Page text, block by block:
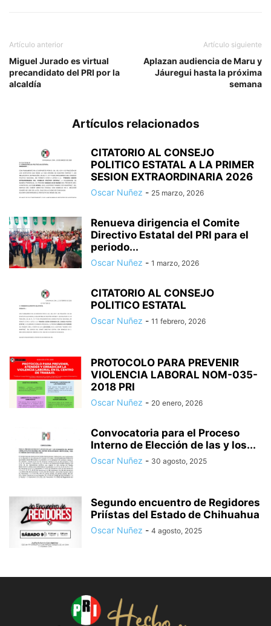
Artículo anterior
Miguel Jurado es virtual
precandidato del PRI por la
alcaldía
Artículo siguiente
Aplazan audiencia de Maru y
Jáuregui hasta la próxima
semana
Artículos relacionados
CITATORIO AL CONSEJO
POLITICO ESTATAL A LA PRIMER
SESION EXTRAORDINARIA 2026
Oscar Nuñez - 25 marzo, 2026
Renueva dirigencia el Comite
Directivo Estatal del PRI para el
periodo...
Oscar Nuñez - 1 marzo, 2026
CITATORIO AL CONSEJO
POLITICO ESTATAL
Oscar Nuñez - 11 febrero, 2026
PROTOCOLO PARA PREVENIR
VIOLENCIA LABORAL NOM-035-
2018 PRI
Oscar Nuñez - 20 enero, 2026
Convocatoria para el Proceso
Interno de Elección de las y los...
Oscar Nuñez - 30 agosto, 2025
Segundo encuentro de Regidores
Priístas del Estado de Chihuahua
Oscar Nuñez - 4 agosto, 2025